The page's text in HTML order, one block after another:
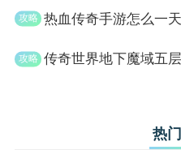
热血传奇手游怎么一
传奇世界地下魔域五
热